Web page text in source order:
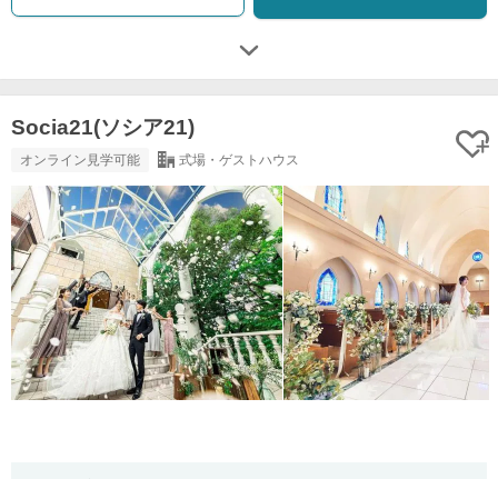
Socia21(ソシア21)
オンライン見学可能 式場・ゲストハウス